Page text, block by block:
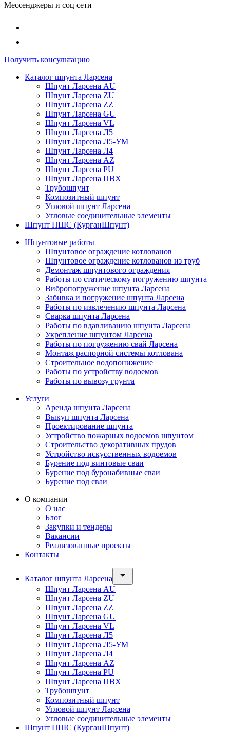
Мессенджеры и соц сети
Получить консультацию
Каталог шпунта Ларсена
Шпунт Ларсена AU
Шпунт Ларсена ZU
Шпунт Ларсена ZZ
Шпунт Ларсена GU
Шпунт Ларсена VL
Шпунт Ларсена Л5
Шпунт Ларсена Л5-УМ
Шпунт Ларсена Л4
Шпунт Ларсена AZ
Шпунт Ларсена PU
Шпунт Ларсена ПВХ
Трубошпунт
Композитный шпунт
Угловой шпунт Ларсена
Угловые соединительные элементы
Шпунт ПШС (КурганШпунт)
Шпунтовые работы
Шпунтовое ограждение котлованов
Шпунтовое ограждение котлованов из труб
Демонтаж шпунтового ограждения
Работы по статическому погружению шпунта
Вибропогружение шпунта Ларсена
Забивка и погружение шпунта Ларсена
Работы по извлечению шпунта Ларсена
Сварка шпунта Ларсена
Работы по вдавливанию шпунта Ларсена
Укрепление шпунтом Ларсена
Работы по погружению свай Ларсена
Монтаж распорной системы котлована
Строительное водопонижение
Работы по устройству водоемов
Работы по вывозу грунта
Услуги
Аренда шпунта Ларсена
Выкуп шпунта Ларсена
Проектирование шпунта
Устройство пожарных водоемов шпунтом
Строительство декоративных прудов
Устройство искусственных водоемов
Бурение под винтовые сваи
Бурение под буронабивные сваи
Бурение под сваи
О компании
О нас
Блог
Закупки и тендеры
Вакансии
Реализованные проекты
Контакты
Каталог шпунта Ларсена
Шпунт Ларсена AU
Шпунт Ларсена ZU
Шпунт Ларсена ZZ
Шпунт Ларсена GU
Шпунт Ларсена VL
Шпунт Ларсена Л5
Шпунт Ларсена Л5-УМ
Шпунт Ларсена Л4
Шпунт Ларсена AZ
Шпунт Ларсена PU
Шпунт Ларсена ПВХ
Трубошпунт
Композитный шпунт
Угловой шпунт Ларсена
Угловые соединительные элементы
Шпунт ПШС (КурганШпунт)